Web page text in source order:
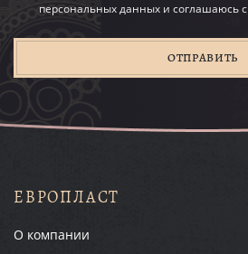
персональных данных и соглашаюсь с
ОТПРАВИТЬ
ЕВРОПЛАСТ
О компании